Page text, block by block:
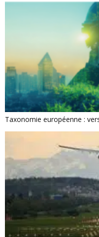
Taxonomie européenne :